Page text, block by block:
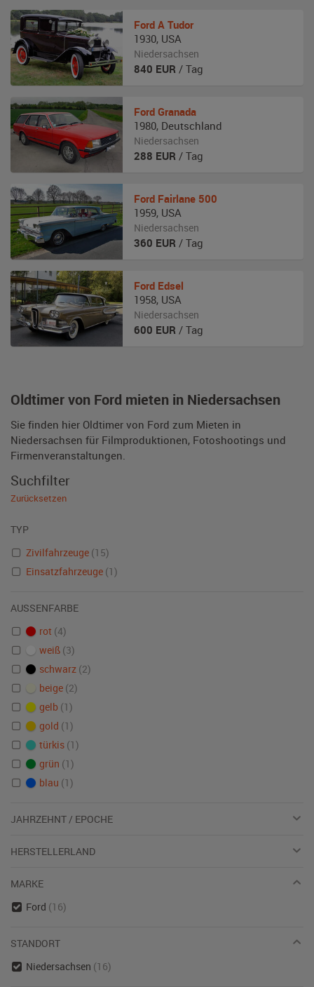
Oldtimer von Ford mieten in Niedersachsen
Sie finden hier Oldtimer von Ford zum Mieten in
Niedersachsen für Filmproduktionen, Fotoshootings und
Firmenveranstaltungen.
Ford A Tudor
1930, USA
Niedersachsen
840 EUR / Tag
Ford Granada
1980, Deutschland
Niedersachsen
288 EUR / Tag
Ford Fairlane 500
1959, USA
Niedersachsen
360 EUR / Tag
Ford Edsel
1958, USA
Niedersachsen
600 EUR / Tag
Suchfilter
Zurücksetzen
TYP
Zivilfahrzeuge (15)
Einsatzfahrzeuge (1)
AUSSENFARBE
rot (4)
weiß (3)
schwarz (2)
beige (2)
gelb (1)
gold (1)
türkis (1)
grün (1)
blau (1)
JAHRZEHNT / EPOCHE
HERSTELLERLAND
MARKE
Ford (16)
STANDORT
Niedersachsen (16)